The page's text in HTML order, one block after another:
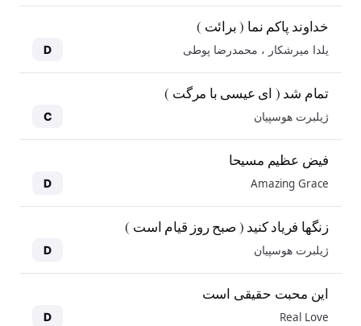
خداوند پاکم نما ( برائت )
یلدا میرشکار ، محمدرضا پوطی D
تمام شد ( ای عیسی با مرگت )
ژیلبرت هوسپیان C
فیض عظیم مسیحا
Amazing Grace
D
زنگها فریاد کنید ( صبح روز قیام است )
ژیلبرت هوسپیان D
این محبت حقیقی است
Real Love
D